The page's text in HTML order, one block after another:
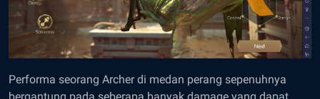
Performa seorang Archer di medan perang sepenuhnya